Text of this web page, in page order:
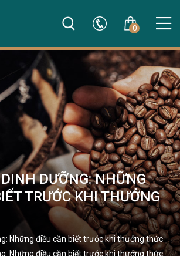
0
DƯỠNG: NHỮNG
TRƯỚC KHI THƯỞNG
Những điều cần biết trước khi thưởng thức
Những điều cần biết trước khi thưởng thức